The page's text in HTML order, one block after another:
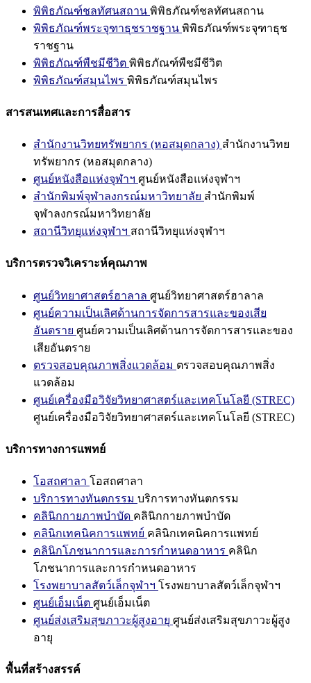
พิพิธภัณฑ์ชลทัศนสถาน พิพิธภัณฑ์ชลทัศนสถาน
พิพิธภัณฑ์พระจุฑาธุชราชฐาน พิพิธภัณฑ์พระจุฑาธุช
ราชฐาน
พิพิธภัณฑ์พืชมีชีวิต พิพิธภัณฑ์พืชมีชีวิต
พิพิธภัณฑ์สมุนไพร พิพิธภัณฑ์สมุนไพร
สารสนเทศและการสื่อสาร
สำนักงานวิทยทรัพยากร (หอสมุดกลาง) สำนักงานวิทย
ทรัพยากร (หอสมุดกลาง)
ศูนย์หนังสือแห่งจุฬาฯ ศูนย์หนังสือแห่งจุฬาฯ
สำนักพิมพ์จุฬาลงกรณ์มหาวิทยาลัย สำนักพิมพ์
จุฬาลงกรณ์มหาวิทยาลัย
สถานีวิทยุแห่งจุฬาฯ สถานีวิทยุแห่งจุฬาฯ
บริการตรวจวิเคราะห์คุณภาพ
ศูนย์วิทยาศาสตร์ฮาลาล ศูนย์วิทยาศาสตร์ฮาลาล
ศูนย์ความเป็นเลิศด้านการจัดการสารและของเสีย
อันตราย ศูนย์ความเป็นเลิศด้านการจัดการสารและของ
เสียอันตราย
ตรวจสอบคุณภาพสิ่งแวดล้อม ตรวจสอบคุณภาพสิ่ง
แวดล้อม
ศูนย์เครื่องมือวิจัยวิทยาศาสตร์และเทคโนโลยี (STREC)
ศูนย์เครื่องมือวิจัยวิทยาศาสตร์และเทคโนโลยี (STREC)
บริการทางการแพทย์
โอสถศาลา โอสถศาลา
บริการทางทันตกรรม บริการทางทันตกรรม
คลินิกกายภาพบำบัด คลินิกกายภาพบำบัด
คลินิกเทคนิคการแพทย์ คลินิกเทคนิคการแพทย์
คลินิกโภชนาการและการกำหนดอาหาร คลินิก
โภชนาการและการกำหนดอาหาร
โรงพยาบาลสัตว์เล็กจุฬาฯ โรงพยาบาลสัตว์เล็กจุฬาฯ
ศูนย์เอ็มเน็ต ศูนย์เอ็มเน็ต
ศูนย์ส่งเสริมสุขภาวะผู้สูงอายุ ศูนย์ส่งเสริมสุขภาวะผู้สูง
อายุ
พื้นที่สร้างสรรค์